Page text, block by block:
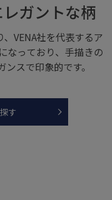
ガントな柄
VENA社を代表するア
なっており、手描きの
スで印象的です。
す